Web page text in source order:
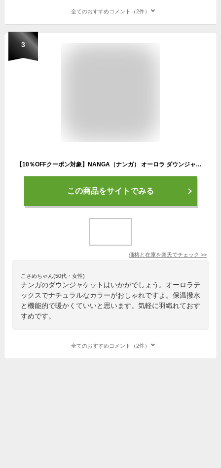
全てのおすすめコメント（2件）
3
【10％OFFクーポン対象】NANGA（ナンガ） オーロラ ダウンジャケット レディース / ウィメンズ オーロラテックス 透湿 保温 撥水 1122out
この商品をサイトでみる
価格と在庫を楽天でチェック >>
こさめちゃん(50代・女性)
ナンガのダウンジャケットはいかがでしょう。オーロラテ
ックスでナチュラルなカラーがおしゃれですよ。保温撥水
と機能的で暖かくていいと思います。気軽に羽織れておす
すめです。
全てのおすすめコメント（2件）